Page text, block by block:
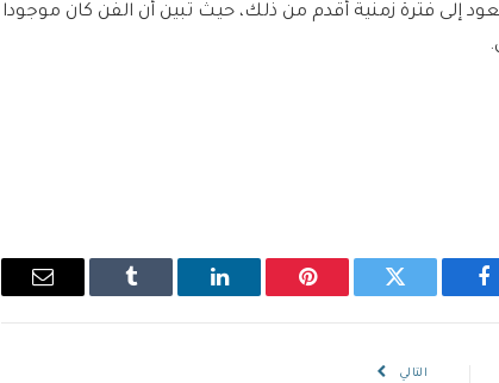
إلى فترة زمنية أقدم من ذلك، حيث تبين أن الفن كان موجودا
فيسبوك تويتر بينتيريستلينكدإن Tumblr
البريد
التالي